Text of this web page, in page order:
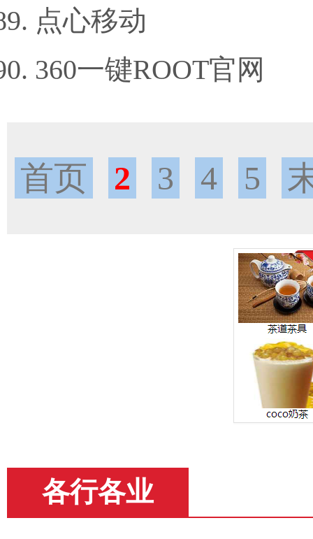
点心移动
360一键ROOT官网
首页 2 3 4 5
各行各业